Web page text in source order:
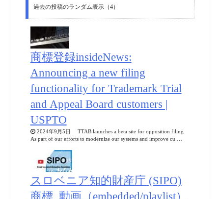
過去の投稿のランダム表示（4）
商標登録insideNews:
Announcing a new filing
functionality for Trademark Trial
and Appeal Board customers |
USPTO
2024年9月5日 TTAB launches a beta site for opposition filing
As part of our efforts to modernize our systems and improve cu …
スロベニア知的財産庁 (SIPO)
商標_動画（embedded/playlist）